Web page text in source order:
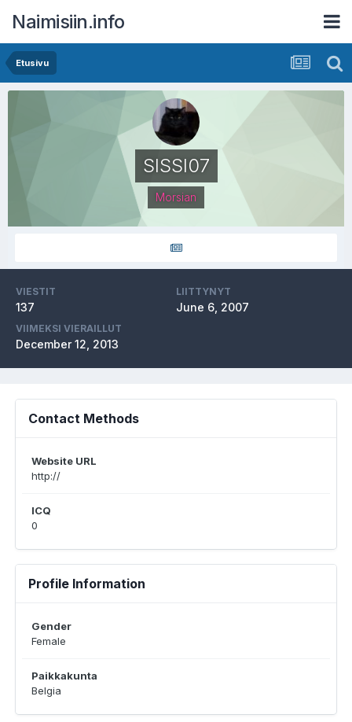
Naimisiin.info
Etusivu
SISSI07
Morsian
VIESTIT
137
LIITTYNYT
June 6, 2007
VIIMEKSI VIERAILLUT
December 12, 2013
Contact Methods
Website URL
http://
ICQ
0
Profile Information
Gender
Female
Paikkakunta
Belgia